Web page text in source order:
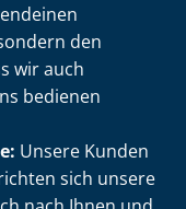
den
wir auch
bedienen
Unsere Kunden
sich unsere